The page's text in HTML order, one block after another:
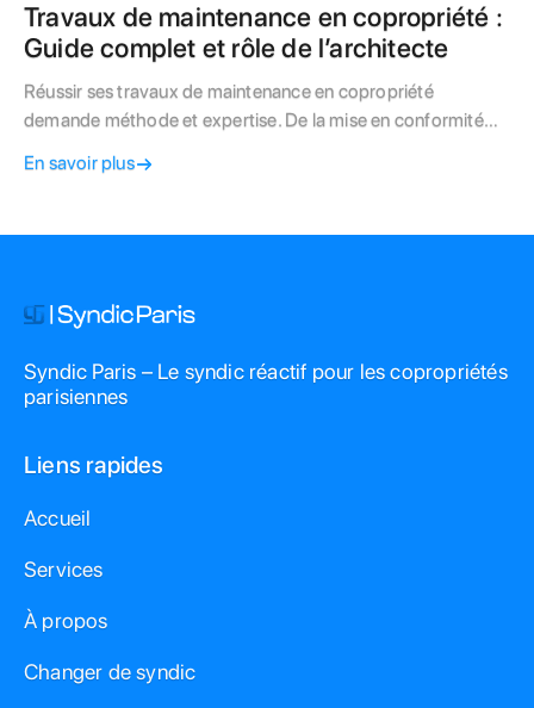
Travaux de maintenance en copropriété :
Guide complet et rôle de l’architecte
Réussir ses travaux de maintenance en copropriété
demande méthode et expertise. De la mise en conformité
l'architecte est l'allié indispensable de votre patrimoine et
En savoir plus
Syndic Paris – Le syndic réactif pour les copropriétés
parisiennes
Liens rapides
Accueil
Services
À propos
Changer de syndic